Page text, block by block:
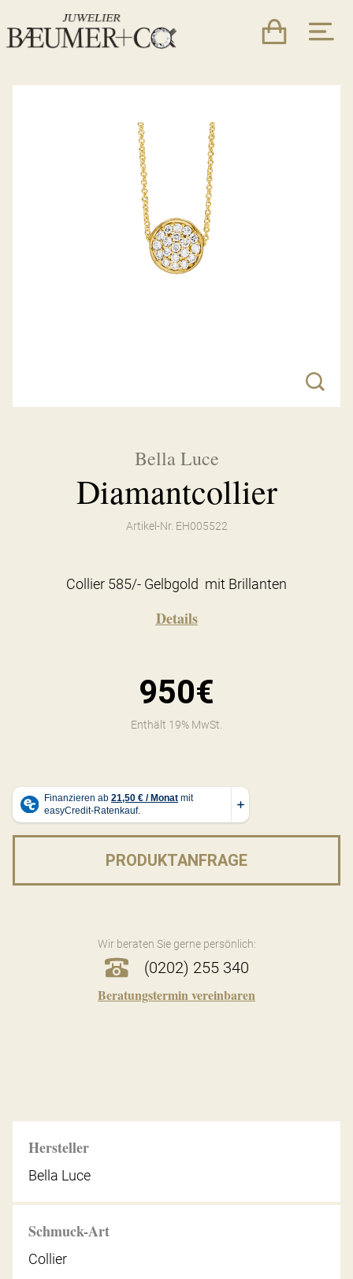
Bella Luce
Diamantcollier
Artikel-Nr. EH005522
Collier 585/- Gelbgold mit Brillanten
Details
950€
Enthält 19% MwSt.
PRODUKTANFRAGE
Wir beraten Sie gerne persönlich:
(0202) 255 340
Beratungstermin vereinbaren
Hersteller
Bella Luce
Schmuck-Art
Collier